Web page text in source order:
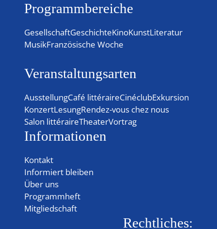
Programmbereiche
GesellschaftGeschichteKinoKunstLiteratur
MusikFranzösische Woche
Veranstaltungsarten
AusstellungCafé littéraireCinéclubExkursion
KonzertLesungRendez-vous chez nous
Salon littéraireTheaterVortrag
Informationen
Kontakt
Informiert bleiben
Über uns
Programmheft
Mitgliedschaft
Rechtliches: